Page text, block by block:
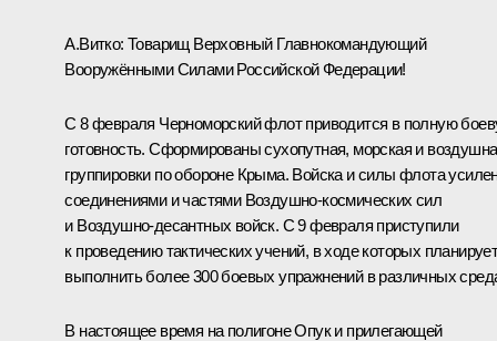
А.Витко: Товарищ Верховный Главнокомандующий
Вооружёнными Силами Российской Федерации!
С 8 февраля Черноморский флот приводится в полную
готовность. Сформированы сухопутная, морская и
группировки по обороне Крыма. Войска и силы флота
соединениями и частями Воздушно-космических сил
и Воздушно-десантных войск. С 9 февраля приступили
к проведению тактических учений, в ходе которых
выполнить более 300 боевых упражнений в различных
В настоящее время на полигоне Опук и прилегающей